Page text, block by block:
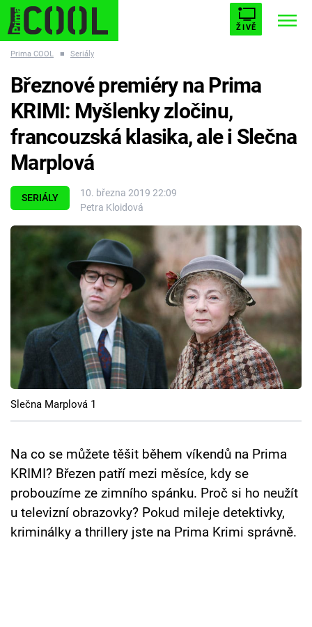
ŽIVĚ
ESCAPE PLNEJ KOTEL AVENGERS 5
Témata
Filmy
Seriály
Cool Esport
Pořady
TV Program
Přihlášení
Prima COOL ■ Seriály
SERIÁLY
10. března 2019 22:09
Petra Kloidová
Březnové premiéry na Prima
KRIMI: Myšlenky zločinu,
francouzská klasika, ale i Slečna
Marplová
Slečna Marplová 1
Na co se můžete těšit během víkendů na Prima
KRIMI? Březen patří mezi měsíce, kdy se
probouzíme ze zimního spánku. Proč si ho neužít
u televizní obrazovky? Pokud mileje detektivky,
kriminálky a thrillery jste na Prima Krimi správně.